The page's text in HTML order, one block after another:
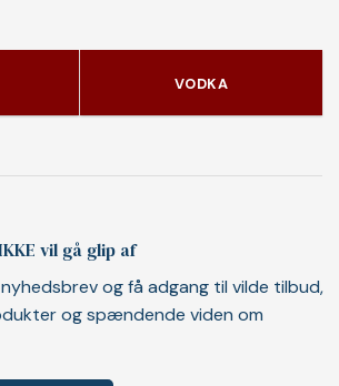
VODKA
vil gå glip af
og få adgang til vilde tilbud,
og spændende viden om